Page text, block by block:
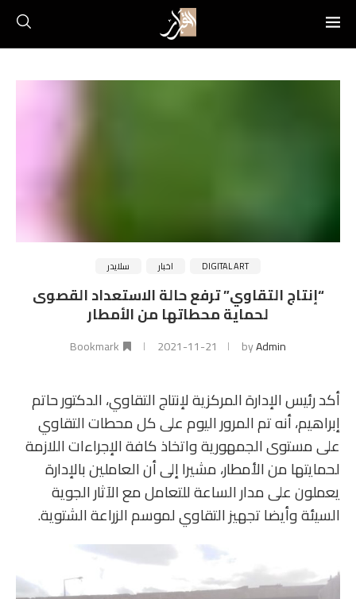
DIGITAL ART اخبار سلايدر
“إنتاج التقاوي” ترفع حالة الاستعداد القصوى
لحماية محطاتها من الأمطار
byAdmin
2021-11-21
Bookmark
أكد رئيس الإدارة المركزية لإنتاج التقاوي، الدكتور حاتم
إبراهيم، أنه تم المرور اليوم على كل محطات التقاوي
على مستوى الجمهورية واتخاذ كافة الإجراءات اللازمة
لحمايتها من الأمطار، مشيرا إلى أن العاملين بالإدارة
يعملون على مدار الساعة للتعامل مع الآثار الجوية
السيئة وأيضا تجهيز التقاوي لموسم الزراعة الشتوية.